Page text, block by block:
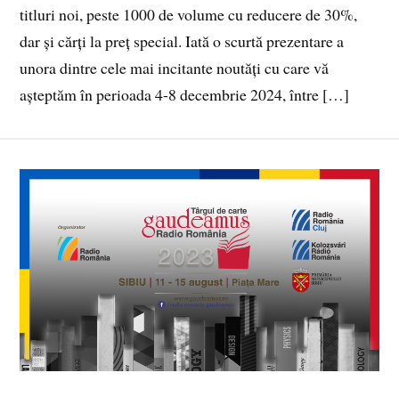
titluri noi, peste 1000 de volume cu reducere de 30%,
dar și cărți la preț special. Iată o scurtă prezentare a
unora dintre cele mai incitante noutăți cu care vă
așteptăm în perioada 4-8 decembrie 2024, între […]